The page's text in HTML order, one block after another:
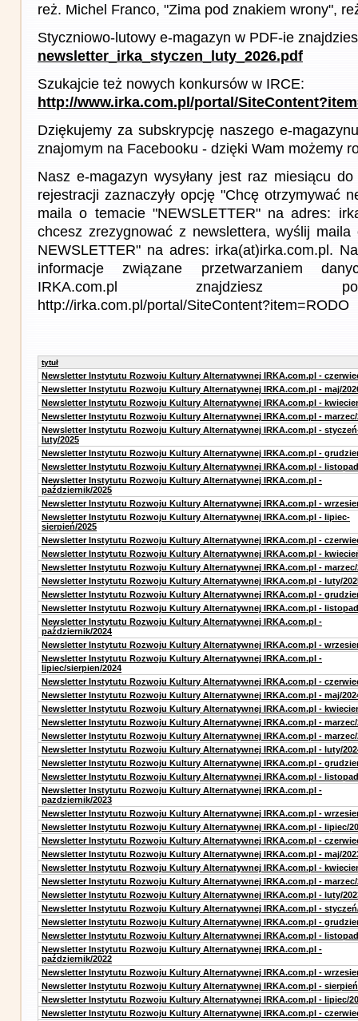
reż. Michel Franco, "Zima pod znakiem wrony",
Styczniowo-lutowy e-magazyn w PDF-ie
newsletter_irka_styczen_luty_2026.pdf
Szukajcie też nowych konkursów w IRCE:
http://www.irka.com.pl/portal/
Dziękujemy za subskrypcję naszego e-
znajomym na Facebooku - dzięki Wam możemy
Nasz e-magazyn wysyłany jest raz miesiącu
rejestracji zaznaczyły opcję "Chcę otrzymywać
maila o temacie "NEWSLETTER" na adres:
chcesz zrezygnować z newslettera, wyślij
NEWSLETTER" na adres: irka(at)irka.com.pl.
informacje związane przetwarzaniem
IRKA.com.pl znajdziesz
http://irka.com.pl/portal/SiteContent?item=RODO
tytuł
Newsletter Instytutu Rozwoju Kultury Alternatywnej IRKA.com.pl -
Newsletter Instytutu Rozwoju Kultury Alternatywnej IRKA.com.pl - maj/
Newsletter Instytutu Rozwoju Kultury Alternatywnej IRKA.com.pl -
Newsletter Instytutu Rozwoju Kultury Alternatywnej IRKA.com.pl - marzec/
Newsletter Instytutu Rozwoju Kultury Alternatywnej IRKA.com.pl -
luty/2025
Newsletter Instytutu Rozwoju Kultury Alternatywnej IRKA.com.pl -
Newsletter Instytutu Rozwoju Kultury Alternatywnej IRKA.com.pl -
Newsletter Instytutu Rozwoju Kultury Alternatywnej IRKA.com.pl -
październik/2025
Newsletter Instytutu Rozwoju Kultury Alternatywnej IRKA.com.pl -
Newsletter Instytutu Rozwoju Kultury Alternatywnej IRKA.com.pl - lipiec-
sierpień/2025
Newsletter Instytutu Rozwoju Kultury Alternatywnej IRKA.com.pl -
Newsletter Instytutu Rozwoju Kultury Alternatywnej IRKA.com.pl -
Newsletter Instytutu Rozwoju Kultury Alternatywnej IRKA.com.pl - marzec/
Newsletter Instytutu Rozwoju Kultury Alternatywnej IRKA.com.pl - luty/
Newsletter Instytutu Rozwoju Kultury Alternatywnej IRKA.com.pl -
Newsletter Instytutu Rozwoju Kultury Alternatywnej IRKA.com.pl -
Newsletter Instytutu Rozwoju Kultury Alternatywnej IRKA.com.pl -
październik/2024
Newsletter Instytutu Rozwoju Kultury Alternatywnej IRKA.com.pl -
Newsletter Instytutu Rozwoju Kultury Alternatywnej IRKA.com.pl -
lipiec/sierpien/2024
Newsletter Instytutu Rozwoju Kultury Alternatywnej IRKA.com.pl -
Newsletter Instytutu Rozwoju Kultury Alternatywnej IRKA.com.pl - maj/
Newsletter Instytutu Rozwoju Kultury Alternatywnej IRKA.com.pl -
Newsletter Instytutu Rozwoju Kultury Alternatywnej IRKA.com.pl - marzec/
Newsletter Instytutu Rozwoju Kultury Alternatywnej IRKA.com.pl - marzec/
Newsletter Instytutu Rozwoju Kultury Alternatywnej IRKA.com.pl - luty/
Newsletter Instytutu Rozwoju Kultury Alternatywnej IRKA.com.pl -
Newsletter Instytutu Rozwoju Kultury Alternatywnej IRKA.com.pl -
Newsletter Instytutu Rozwoju Kultury Alternatywnej IRKA.com.pl -
pazdziernik/2023
Newsletter Instytutu Rozwoju Kultury Alternatywnej IRKA.com.pl -
Newsletter Instytutu Rozwoju Kultury Alternatywnej IRKA.com.pl - lipiec/
Newsletter Instytutu Rozwoju Kultury Alternatywnej IRKA.com.pl -
Newsletter Instytutu Rozwoju Kultury Alternatywnej IRKA.com.pl - maj/
Newsletter Instytutu Rozwoju Kultury Alternatywnej IRKA.com.pl -
Newsletter Instytutu Rozwoju Kultury Alternatywnej IRKA.com.pl - marzec/
Newsletter Instytutu Rozwoju Kultury Alternatywnej IRKA.com.pl - luty/
Newsletter Instytutu Rozwoju Kultury Alternatywnej IRKA.com.pl -
Newsletter Instytutu Rozwoju Kultury Alternatywnej IRKA.com.pl -
Newsletter Instytutu Rozwoju Kultury Alternatywnej IRKA.com.pl -
Newsletter Instytutu Rozwoju Kultury Alternatywnej IRKA.com.pl -
październik/2022
Newsletter Instytutu Rozwoju Kultury Alternatywnej IRKA.com.pl -
Newsletter Instytutu Rozwoju Kultury Alternatywnej IRKA.com.pl -
Newsletter Instytutu Rozwoju Kultury Alternatywnej IRKA.com.pl - lipiec/
Newsletter Instytutu Rozwoju Kultury Alternatywnej IRKA.com.pl -